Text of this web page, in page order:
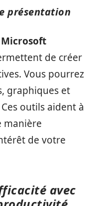
présentation
Microsoft
de créer
Vous pourrez
graphiques et
outils aident à
manière
de votre
avec